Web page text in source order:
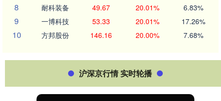
8 耐科装备 49.67 20.01% 6.83%
9 一博科技 53.33 20.01% 17.26%
10 方邦股份 146.16 20.00% 7.68%
沪深京行情 实时轮播